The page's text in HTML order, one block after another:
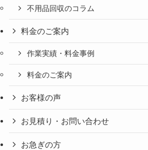
不用品回収のコラム
料金のご案内
作業実績・料金事例
料金のご案内
お客様の声
お見積り・お問い合わせ
お急ぎの方